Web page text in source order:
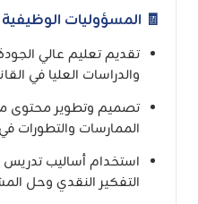
🧾 المسؤوليات الوظيفية
تقديم تعليم عالي
والدراسات العليا في
تصميم وتطوير محتوى
الممارسات والتطورات
استخدام أساليب تدريس
التفكير النقدي وحل